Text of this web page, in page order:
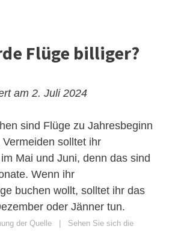
Flüge billiger?
am 2. Juli 2024
sind Flüge zu Jahresbeginn
solltet ihr
Mai und Juni, denn das sind
Wenn ihr
buchen wollt, solltet ihr das
oder Jänner tun.
der Quelle
Sehen Sie sich die